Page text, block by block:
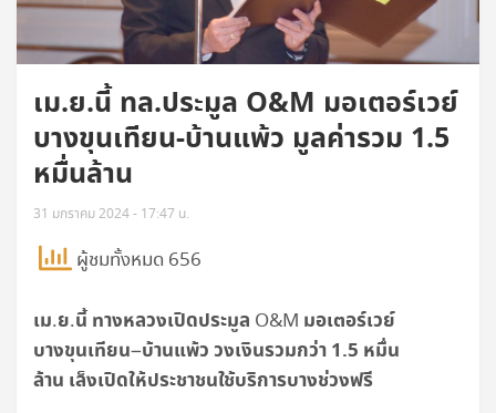
เม.ย.นี้ ทล.ประมูล O&M มอเตอร์เวย์
บางขุนเทียน-บ้านแพ้ว มูลค่ารวม 1.5
หมื่นล้าน
31 มกราคม 2024 - 17:47 น.
ผู้ชมทั้งหมด 656
เม.ย.นี้ ทางหลวงเปิดประมูล O&M มอเตอร์เวย์
บางขุนเทียน–บ้านแพ้ววงเงินรวมกว่า 1.5 หมื่น
ล้าน เล็งเปิดให้ประชาชนใช้บริการบางช่วงฟรี